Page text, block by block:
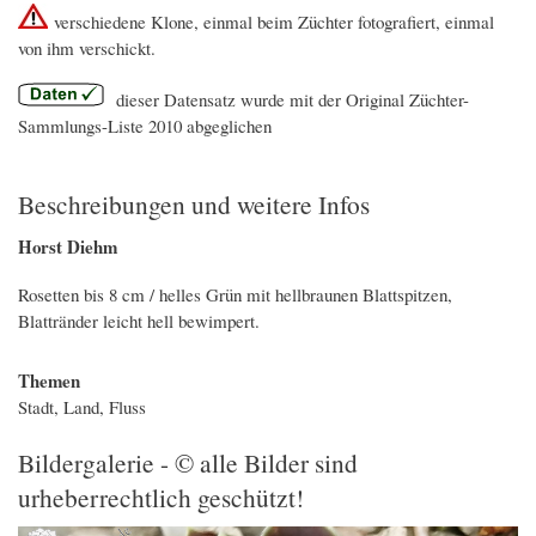
verschiedene Klone, einmal beim Züchter fotografiert, einmal
von ihm verschickt.
dieser Datensatz wurde mit der Original Züchter-
Sammlungs-Liste 2010 abgeglichen
Beschreibungen und weitere Infos
Horst Diehm
Rosetten bis 8 cm / helles Grün mit hellbraunen Blattspitzen,
Blattränder leicht hell bewimpert.
Themen
Stadt, Land, Fluss
Bildergalerie - © alle Bilder sind
urheberrechtlich geschützt!